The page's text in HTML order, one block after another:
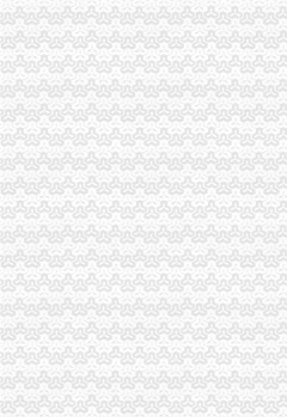
关于《关于在部分行业试行农产品增
菏泽市国家税务局关于部分行业试行农
重庆一般纳税人公司注册
华氏财务_深圳公司注册,记账报税,工商
深圳罗湖东门地王一般纳税人注册,开户
一般纳税人查询
【临沂公司注册：记账报税、会计咨询
工商注册,代理记账,一般纳税人申报-株
一般纳税人资格证
一般纳税人资格认定管理中存在的问题
责令申请增值税一般纳税人资格认定通
一般纳税人申报表
我想请问下填一般纳税人增值税申报表
增值税一般纳税人申报
一般纳税人代账公司
【图】优质低价工商注册财务代账一般
沈代办营业执照沈代帐公司沈代账公司